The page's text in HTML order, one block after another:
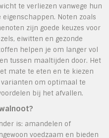
te verliezen vanwege hun
eigenschappen. Noten zoals
zijn goede keuzes voor
eiwitten en gezonde
helpen je om langer vol
tussen maaltijden door. Het
mate te eten en te kiezen
om optimaal te
bij het afvallen.
is: amandelen of
voedzaam en bieden